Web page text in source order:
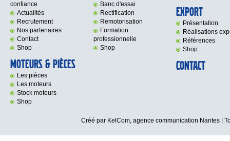
confiance
Actualités
Recrutement
Nos partenaires
Contact
Shop
Moteurs & Pièces
Les pièces
Les moteurs
Stock moteurs
Shop
Banc d'essai
Rectification
Remotorisation
Formation
professionnelle
Shop
Export
Présentation
Réalisations
Références
Shop
Contact
Créé par KelCom, agence communication Nantes |